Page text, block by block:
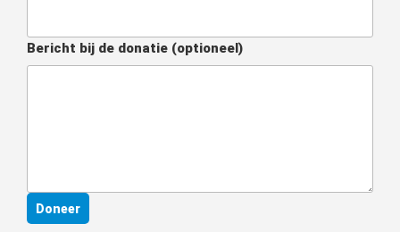
Bericht bij de donatie (optioneel)
Doneer